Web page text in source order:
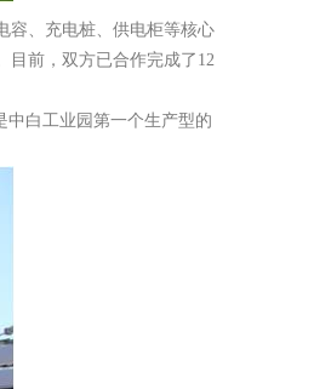
容、充电桩、供电柜等核心
目前，双方已合作完成了12
中白工业园第一个生产型的